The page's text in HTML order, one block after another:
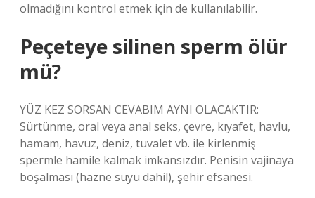
olmadığını kontrol etmek için de kullanılabilir.
Peçeteye silinen sperm ölür
mü?
YÜZ KEZ SORSAN CEVABIM AYNI OLACAKTIR:
Sürtünme, oral veya anal seks, çevre, kıyafet, havlu,
hamam, havuz, deniz, tuvalet vb. ile kirlenmiş
spermle hamile kalmak imkansızdır. Penisin vajinaya
boşalması (hazne suyu dahil), şehir efsanesi.